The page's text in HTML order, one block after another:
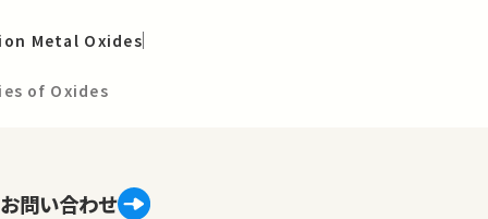
Metal Oxides
of Oxides
お問い合わせ